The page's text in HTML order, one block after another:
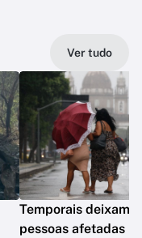
Ver tudo
Temporais deixam
pessoas afetadas